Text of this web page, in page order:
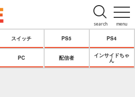
menu
search
スイッチ PS5 PS4
PC 配信者
インサイドちゃ
ん